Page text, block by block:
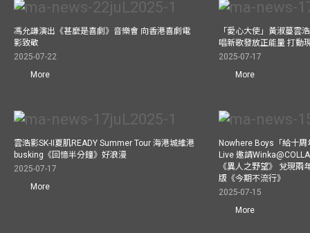
馮允謙演出《甚麼是喜劇》音樂會 向香港喜劇電
影致敬
2025-07-22
More
「愛心大使」黃淑蔓雲
唱新歌發放正能量 打動
2025-07-17
More
雲浩影SK-II夏肌READY Summer Tour 海港城維港
busking《回憶半分鐘》好浪漫
2025-07-17
More
Nowhere Boys「給十
Live 邀請
《異人之野望》 兌現兩
版《今期不流行》
2025-07-15
More